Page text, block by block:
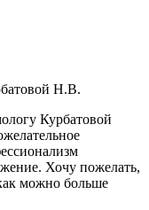
Н.В.
Курбатовой
Хочу пожелать,
можно больше